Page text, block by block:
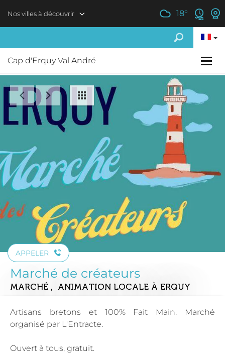
Nos villes à découvrir 18°
Cap d'Erquy Val André
APPELER
Marché de créateurs
MARCHÉ , ANIMATION LOCALE À ERQUY
Artisans bretons et 100% Fait Main. Marché
organisé par L'Entracte.
Ouvert à tous, gratuit.